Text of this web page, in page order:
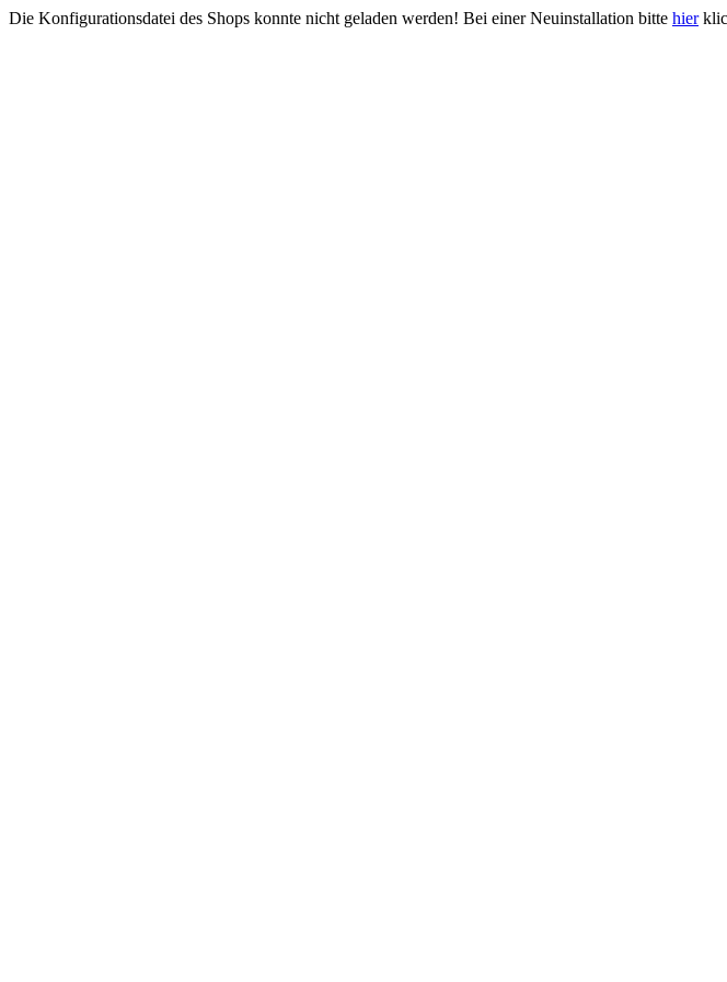
Die Konfigurationsdatei des Shops konnte nicht geladen werden! Bei einer Neuinstallation bitte hier